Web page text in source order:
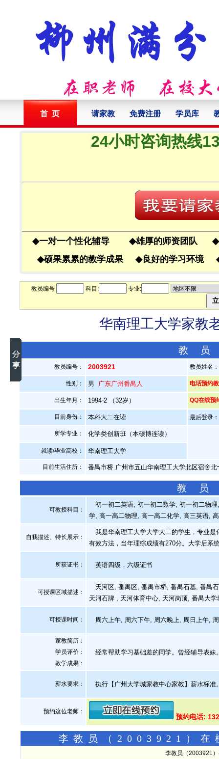
首 页 请家教 免费注册 学员库
24小时咨询热线
◆一对一个性化辅导 ◆雄厚的师资团队 ◆
◆硕果累累的教学成果 ◆良好的学习环境
教员编号 科目: 专业:
华南理工大学家教
教
教员编号： 2003921 教员姓名
性别： 男 广东广州番禺人 电话预约
出生年月： 1994-2 （32岁） QQ在线预
目前身份： 本科大二在读 最后登录
所学专业： 化学类创新班（本硕博连读）
就读/毕业高校： 华南理工大学
目前生活住所： 番禺市桥.广州市五山华南理工大学北区宿舍
教 员
可教授科目：
初一初二英语, 初一初二数学, 初一初二物
学, 高一高二物理, 高一高二化学, 高三英语,
自我描述、特长展示 ：
我是华南理工大学大学大二的学生，专业是
有效方法，当年理综成绩有270分。大学后系
所获证书 ： 英语四级，六级证书
可授课区域描述：
天河区, 番禺区, 番禺市桥, 番禺石基, 番禺
天河石牌 , 天河体育中心, 天河岗顶, 番禺大学
可授课时间： 周六上午, 周六下午, 周六晚上, 周日上午,
家教简历：
学员评价：
教学成果：
经常帮助学习基础差的同学。曾经辅导表妹
薪水要求： 执行【广州大学城家教中心家教】薪水标准
预约这位老师：
预约电话:
李教员（2003921）在
李教员（2003921